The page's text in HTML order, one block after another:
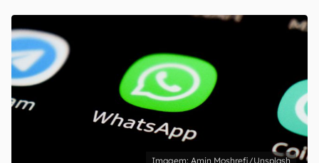
Amin Moshrefi/Unsplash